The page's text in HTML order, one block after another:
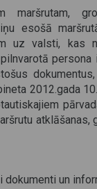
maršrutam,
esošā
uz valsti, kas
persona
2012.gada
atklāšanas,
un